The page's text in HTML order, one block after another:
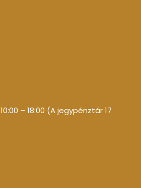
10:00 – 18:00 (A jegypénztár 17